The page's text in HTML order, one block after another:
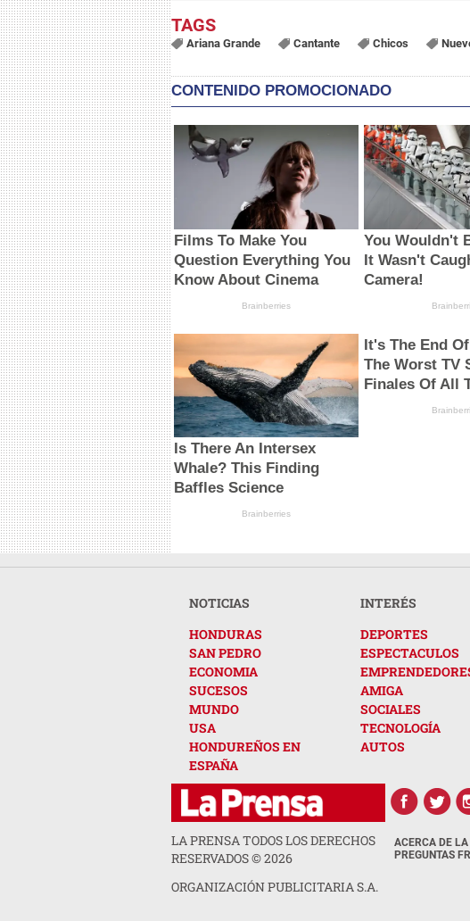
Ariana Grande Cantante Chicos
CONTENIDO PROMOCIONADO
Films To Make You
Question Everything You
Know About Cinema
Brainberries
You Wouldn't
It Wasn't
Camera!
Is There An Intersex
Whale? This Finding
Baffles Science
Brainberries
It's The End
The Worst TV
Finales Of All
NOTICIAS
HONDURAS
SAN PEDRO
ECONOMIA
SUCESOS
MUNDO
USA
HONDUREÑOS EN
ESPAÑA
INTERÉS
DEPORTES
ESPECTACULOS
AMIGA
SOCIALES
TECNOLOGÍA
AUTOS
LA PRENSA TODOS LOS DERECHOS
RESERVADOS ©2026
ORGANIZACIÓN PUBLICITARIA S.A.
ACERCA DE
PREGUNTAS